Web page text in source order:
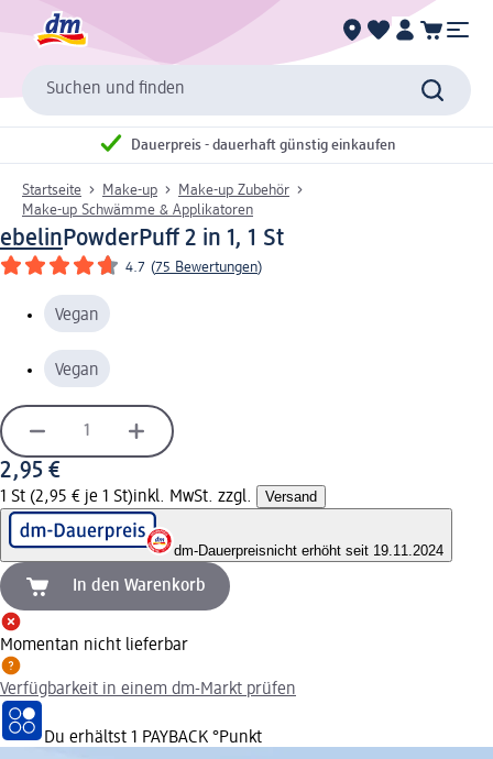
Suchen und finden
Dauerpreis - dauerhaft günstig einkaufen
Startseite Make-up
Make-up Zubehör
Make-up Schwämme & Applikatoren
ebelinPowderPuff 2 in 1, 1 St
4.7 (75 Bewertungen)
Vegan
Vegan
2,95 €
1 St (2,95 € je 1 St)inkl. MwSt. zzgl. Versand
dm-Dauerpreisnicht erhöht seit 19.11.2024
In den Warenkorb
Momentan nicht lieferbar
Verfügbarkeit in einem dm-Markt prüfen
Du erhältst 1 PAYBACK °Punkt